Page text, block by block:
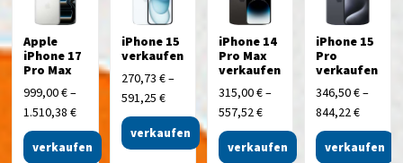
Apple
iPhone 17
Pro Max
999,00€–
1.510,38€
verkaufen
iPhone 15
verkaufen
270,73 €–
591,25 €
verkaufen
iPhone 14
Pro Max
verkaufen
315,00€–
557,52€
verkaufen
iPhone 15
Pro
verkaufen
346,50€–
844,22€
verkaufen